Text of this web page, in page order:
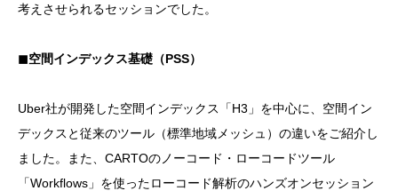
考えさせられるセッションでした。
◼︎空間インデックス基礎（PSS）
Uber社が開発した空間インデックス「H3」を中心に、空間イン
デックスと従来のツール（標準地域メッシュ）の違いをご紹介し
ました。また、CARTOのノーコード・ローコードツール
「Workflows」を使ったローコード解析のハンズオンセッション